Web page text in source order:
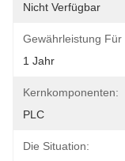
Nicht Verfügbar
Gewährleistung
1 Jahr
Kernkomponenten:
PLC
Die Situation: